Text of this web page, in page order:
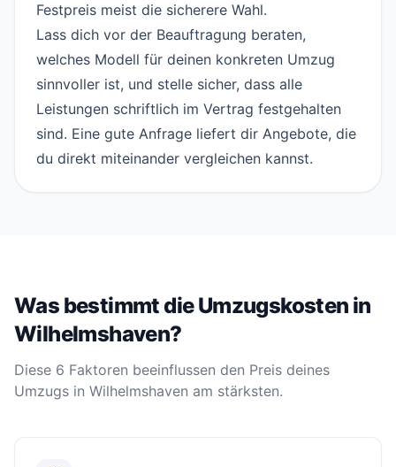
Festpreis meist die sicherere Wahl.
Lass dich vor der Beauftragung beraten,
welches Modell für deinen konkreten Umzug
sinnvoller ist, und stelle sicher, dass alle
Leistungen schriftlich im Vertrag festgehalten
sind. Eine gute Anfrage liefert dir Angebote, die
du direkt miteinander vergleichen kannst.
Was bestimmt die Umzugskosten in
Wilhelmshaven?
Diese 6 Faktoren beeinflussen den Preis deines
Umzugs in Wilhelmshaven am stärksten.